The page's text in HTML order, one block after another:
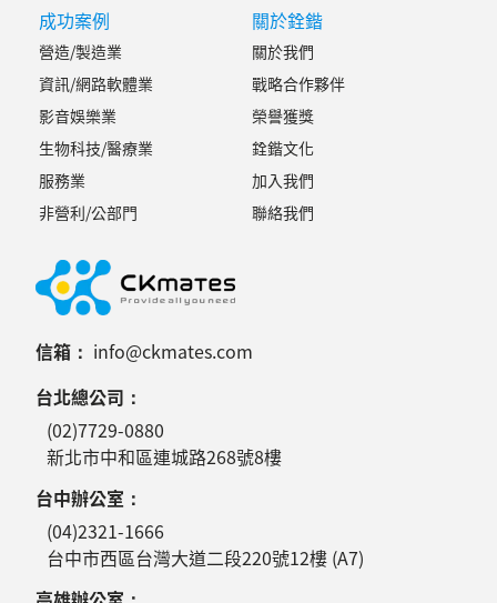
成功案例
營造/製造業
資訊/網路軟體業
影音娛樂業
生物科技/醫療業
服務業
非營利/公部門
關於銓鍇
關於我們
戰略合作夥伴
榮譽獲獎
銓鍇文化
加入我們
聯絡我們
信箱： info@ckmates.com
台北總公司：
(02)7729-0880
新北市中和區連城路268號8樓
台中辦公室：
(04)2321-1666
台中市西區台灣大道二段220號12樓 (A7)